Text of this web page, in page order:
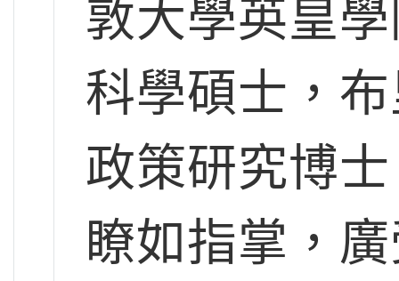
敦大學英皇
科學碩士，
政策研究博
瞭如指掌，